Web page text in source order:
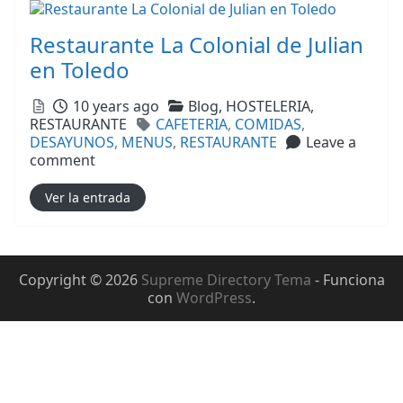
Restaurante La Colonial de Julian
en Toledo
Posted10 years ago Categories
Blog, HOSTELERIA,
RESTAURANTE
Tags
CAFETERIA, COMIDAS,
DESAYUNOS, MENUS, RESTAURANTE
Leave a
comment
Ver la entrada
Copyright © 2026 Supreme Directory Tema - Funciona
con WordPress.